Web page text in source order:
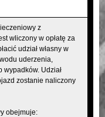
z
wliczony w opłatę za
udział własny w
uderzenia,
Udział
zostanie naliczony
obejmuje: